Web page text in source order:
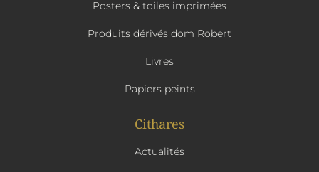
Posters & toiles imprimées
Produits dérivés dom Robert
Livres
Papiers peints
Cithares
Actualités